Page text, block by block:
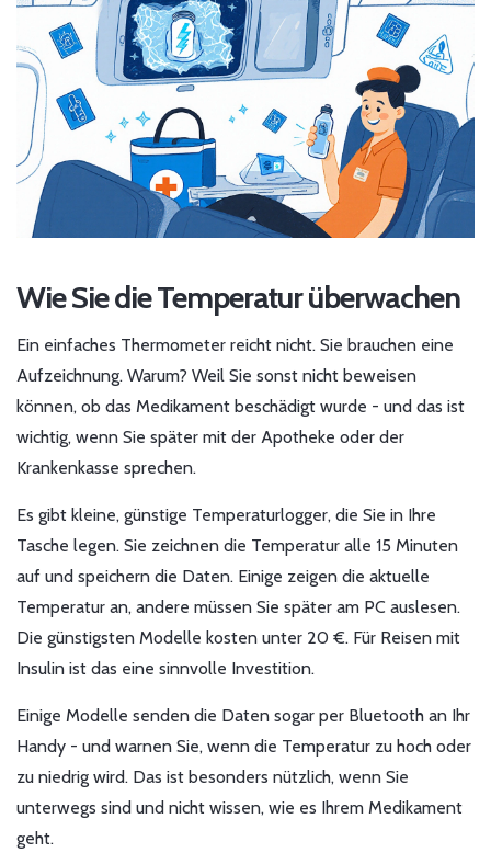
Wie Sie die Temperatur überwachen
Ein einfaches Thermometer reicht nicht. Sie brauchen eine
Aufzeichnung. Warum? Weil Sie sonst nicht beweisen
können, ob das Medikament beschädigt wurde - und das ist
wichtig, wenn Sie später mit der Apotheke oder der
Krankenkasse sprechen.
Es gibt kleine, günstige Temperaturlogger, die Sie in Ihre
Tasche legen. Sie zeichnen die Temperatur alle 15 Minuten
auf und speichern die Daten. Einige zeigen die aktuelle
Temperatur an, andere müssen Sie später am PC auslesen.
Die günstigsten Modelle kosten unter 20 €. Für Reisen mit
Insulin ist das eine sinnvolle Investition.
Einige Modelle senden die Daten sogar per Bluetooth an Ihr
Handy - und warnen Sie, wenn die Temperatur zu hoch oder
zu niedrig wird. Das ist besonders nützlich, wenn Sie
unterwegs sind und nicht wissen, wie es Ihrem Medikament
geht.